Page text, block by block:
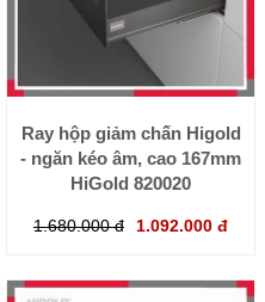
Ray hộp giảm chấn Higold
- ngăn kéo âm, cao 167mm
HiGold 820020
1.680.000 đ 1.092.000 đ